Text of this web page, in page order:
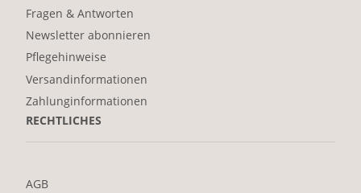
Fragen & Antworten
Newsletter abonnieren
Pflegehinweise
Versandinformationen
Zahlunginformationen
RECHTLICHES
AGB